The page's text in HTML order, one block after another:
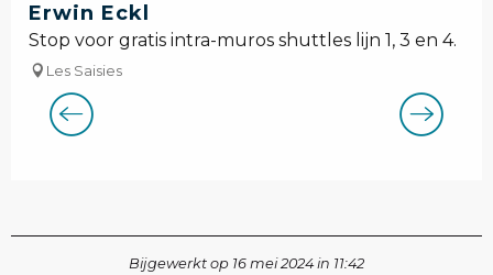
Erwin Eckl
Stop voor gratis intra-muros shuttles lijn 1, 3 en 4.
Les Saisies
Bijgewerkt op 16 mei 2024 in 11:42